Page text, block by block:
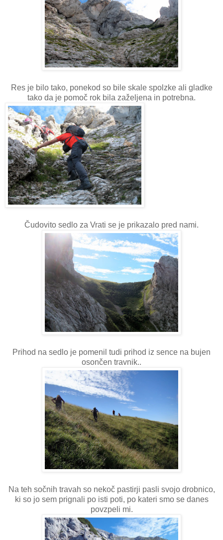
Res je bilo tako, ponekod so bile skale spolzke ali gladke
tako da je pomoč rok bila zaželjena in potrebna.
Čudovito sedlo za Vrati se je prikazalo pred nami.
Prihod na sedlo je pomenil tudi prihod iz sence na bujen
osončen travnik..
Na teh sočnih travah so nekoč pastirji pasli svojo drobnico,
ki so jo sem prignali po isti poti, po kateri smo se danes
povzpeli mi.